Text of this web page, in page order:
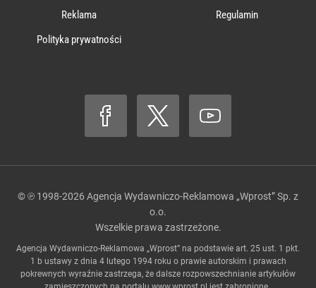
Reklama
Regulamin
Polityka prywatności
© ℗ 1998-2026 Agencja Wydawniczo-Reklamowa „Wprost” Sp. z
o.o.
Wszelkie prawa zastrzeżone.
Agencja Wydawniczo-Reklamowa „Wprost” na podstawie art. 25 ust. 1 pkt.
1 b ustawy z dnia 4 lutego 1994 roku o prawie autorskim i prawach
pokrewnych wyraźnie zastrzega, że dalsze rozpowszechnianie artykułów